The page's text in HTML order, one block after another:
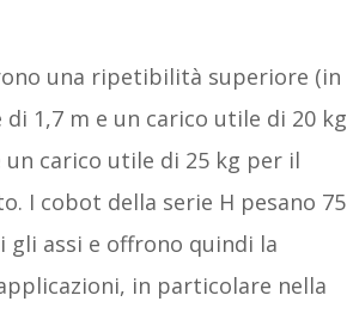
una ripetibilità superiore (in
1,7 m e un carico utile di 20 kg
un carico utile di 25 kg per il
I cobot della serie H pesano 75
assi e offrono quindi la
in particolare nella